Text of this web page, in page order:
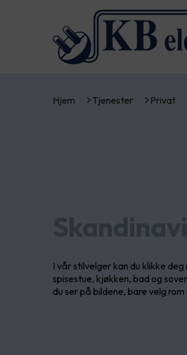
Hjem Tjenester Privat
I vår stilvelger kan du klikke
spisestue, kjøkken, bad og
du ser på bildene, bare velg